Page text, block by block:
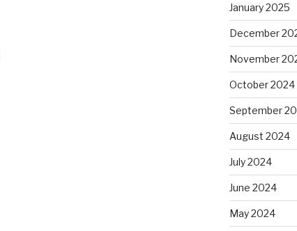
January 2025
December
November
October 2024
September
August 2024
July 2024
June 2024
May 2024